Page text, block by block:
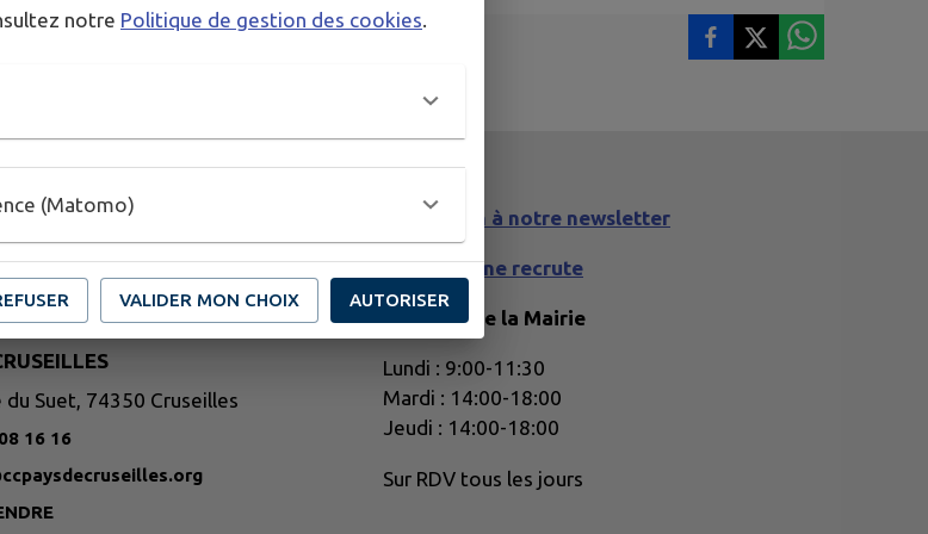
du Suet, 74350 Cruseilles
16 16
Inscription à notre newsletter
La commune recrute
Horaires de la Mairie
Lundi : 9:00-11:30
Mardi : 14:00-18:00
Jeudi : 14:00-18:00
Sur RDV tous les jours
notre Politique de gestion des cookies
(Matomo)
VALIDER MON CHOIX AUTORISER